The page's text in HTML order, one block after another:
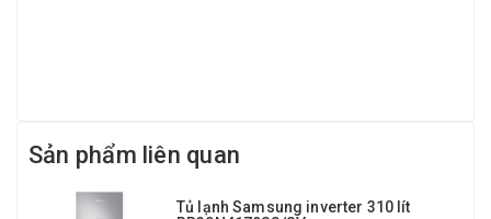
Sản phẩm liên quan
Tủ lạnh Samsung inverter 310 lít